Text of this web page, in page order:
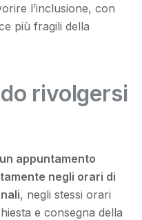
l’inclusione, con
più fragili della
rivolgersi
appuntamento
negli orari di
, negli stessi orari
e consegna della